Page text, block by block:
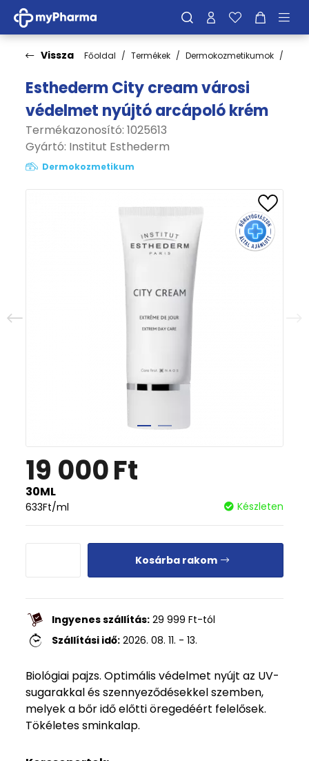
Vissza Főoldal Termékek Dermokozmetikumok
Esthederm City cream városi
védelmet nyújtó arcápoló krém
Termékazonosító: 1025613
Gyártó: Institut Esthederm
Dermokozmetikum
19 000Ft
30ML
633Ft/ml Készleten
Kosárba rakom
Ingyenes szállítás: 29 999 Ft-tól
Szállítási idő: 2026. 08. 11. - 13.
Biológiai pajzs. Optimális védelmet nyújt az UV-
sugarakkal és szennyeződésekkel szemben,
melyek a bőr idő előtti öregedéért felelősek.
Tökéletes sminkalap.